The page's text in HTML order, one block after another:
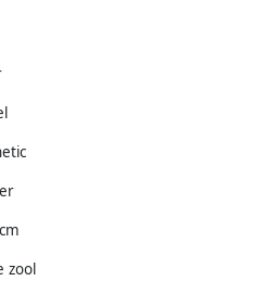
zool